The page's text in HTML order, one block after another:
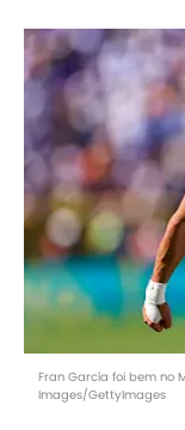
Fran García foi bem no
Images/GettyImages